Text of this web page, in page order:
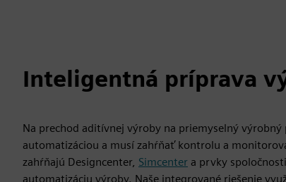
Inteligentná príprava
Na prechod aditívnej výroby na priemyselný
automatizáciou a musí zahŕňať kontrolu a
zahŕňajú Designcenter, Simcenter a prvky
automatizáciu výroby. Naše integrované riešenie